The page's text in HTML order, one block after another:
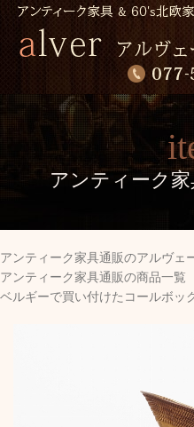
アンティーク
アンティーク家具通販のアルヴェ
アンティーク家具通販の商品一覧
ベルギーで買い付けたコールボッ